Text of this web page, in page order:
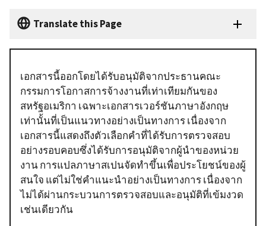
Translate this Page
เอกสารนี้ออกโดยได้รับอนุมัติจากประธานคณะ
กรรมการโอกาสการจ้างงานที่เท่าเทียมกันของ
สหรัฐอเมริกา เฉพาะเอกสารเวอร์ชันภาษาอังกฤษ
เท่านั้นที่เป็นแนวทางอย่างเป็นทางการ เนื่องจาก
เอกสารนี้แสดงถึงตัวเลือกคำที่ได้รับการตรวจสอบ
อย่างรอบคอบซึ่งได้รับการอนุมัติจากผู้นำของหน่วย
งาน การแปลภาษาสเปนจัดทำขึ้นเพื่อประโยชน์ของผู้
สนใจ แต่ไม่ใช่คำแนะนำอย่างเป็นทางการ เนื่องจาก
ไม่ได้ผ่านกระบวนการตรวจสอบและอนุมัติที่เข้มงวด
เช่นเดียวกัน